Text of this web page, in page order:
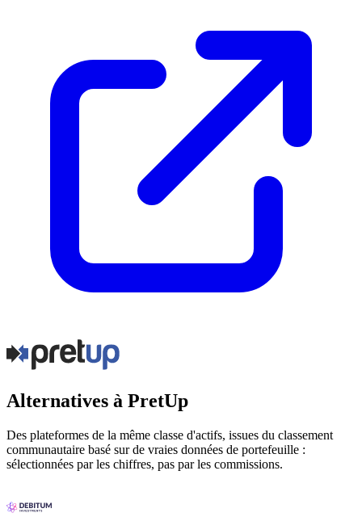
Alternatives à PretUp
Des plateformes de la même classe d'actifs, issues du classement
communautaire basé sur de vraies données de portefeuille :
sélectionnées par les chiffres, pas par les commissions.